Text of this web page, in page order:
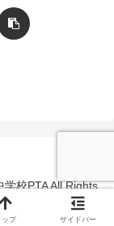
校PTA All Rights
ップ サイドバー